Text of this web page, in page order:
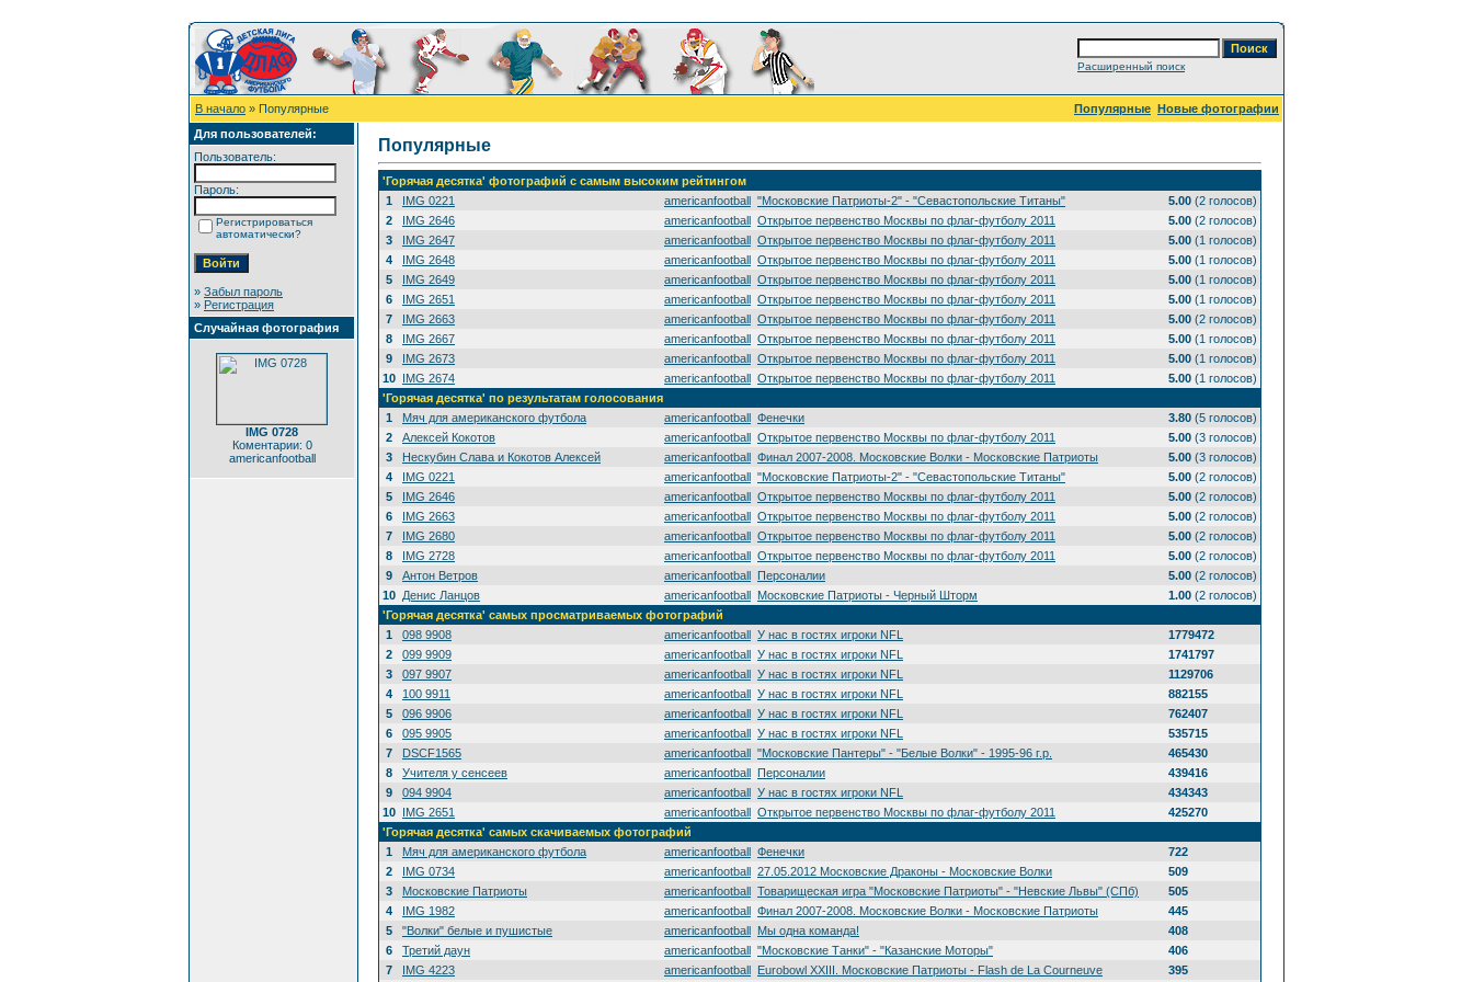
Расширенный поиск
В начало » Популярные Популярные Новые фотографии
Для пользователей:
Пользователь:
Пароль:
Регистрироваться
автоматически?
» Забыл пароль
» Регистрация
Случайная фотография
IMG 0728
Коментарии: 0
americanfootball
Популярные
'Горячая десятка' фотографий с самым высоким рейтингом
1
IMG 0221 americanfootball "Московские Патриоты-2" - "Севастопольские Титаны" 5.00 (2 голосов)
2
IMG 2646 americanfootball Открытое первенство Москвы по флаг-футболу 2011 5.00 (2 голосов)
3
IMG 2647 americanfootball Открытое первенство Москвы по флаг-футболу 2011 5.00 (1 голосов)
4
IMG 2648 americanfootball Открытое первенство Москвы по флаг-футболу 2011 5.00 (1 голосов)
5
IMG 2649 americanfootball Открытое первенство Москвы по флаг-футболу 2011 5.00 (1 голосов)
6
IMG 2651 americanfootball Открытое первенство Москвы по флаг-футболу 2011 5.00 (1 голосов)
7
IMG 2663 americanfootball Открытое первенство Москвы по флаг-футболу 2011 5.00 (2 голосов)
8
IMG 2667 americanfootball Открытое первенство Москвы по флаг-футболу 2011 5.00 (1 голосов)
9
IMG 2673 americanfootball Открытое первенство Москвы по флаг-футболу 2011 5.00 (1 голосов)
10 IMG 2674 americanfootball Открытое первенство Москвы по флаг-футболу 2011 5.00 (1 голосов)
'Горячая десятка' по результатам голосования
1
Мяч для американского футбола americanfootball Фенечки 3.80 (5 голосов)
2
Алексей Кокотов americanfootball Открытое первенство Москвы по флаг-футболу 2011 5.00 (3 голосов)
3
Нескубин Слава и Кокотов Алексей americanfootball Финал 2007-2008. Московские Волки - Московские Патриоты 5.00 (3 голосов)
4
IMG 0221 americanfootball "Московские Патриоты-2" - "Севастопольские Титаны" 5.00 (2 голосов)
5
IMG 2646 americanfootball Открытое первенство Москвы по флаг-футболу 2011 5.00 (2 голосов)
6
IMG 2663 americanfootball Открытое первенство Москвы по флаг-футболу 2011 5.00 (2 голосов)
7
IMG 2680 americanfootball Открытое первенство Москвы по флаг-футболу 2011 5.00 (2 голосов)
8
IMG 2728 americanfootball Открытое первенство Москвы по флаг-футболу 2011 5.00 (2 голосов)
9
Антон Ветров americanfootball Персоналии 5.00 (2 голосов)
10 Денис Ланцов americanfootball Московские Патриоты - Черный Шторм 1.00 (2 голосов)
'Горячая десятка' самых просматриваемых фотографий
1
098 9908 americanfootball У нас в гостях игроки NFL
1779472
2
099 9909 americanfootball У нас в гостях игроки NFL
1741797
3
097 9907 americanfootball У нас в гостях игроки NFL
1129706
4
100 9911 americanfootball У нас в гостях игроки NFL
882155
5
096 9906 americanfootball У нас в гостях игроки NFL
762407
6
095 9905 americanfootball У нас в гостях игроки NFL
535715
7
DSCF1565 americanfootball "Московские Пантеры" - "Белые Волки" - 1995-96 г.р.
465430
8
Учителя у сенсеев americanfootball Персоналии
439416
9
094 9904 americanfootball У нас в гостях игроки NFL
434343
10 IMG 2651 americanfootball Открытое первенство Москвы по флаг-футболу 2011
425270
'Горячая десятка' самых скачиваемых фотографий
1
Мяч для американского футбола americanfootball Фенечки
722
2
IMG 0734 americanfootball 27.05.2012 Московские Драконы - Московские Волки
509
3
Московские Патриоты americanfootball Товарищеская игра "Московские Патриоты" - "Невские Львы" (СПб)
505
4
IMG 1982 americanfootball Финал 2007-2008. Московские Волки - Московские Патриоты
445
5
"Волки" белые и пушистые americanfootball Мы одна команда!
408
6
Третий даун americanfootball "Московские Танки" - "Казанские Моторы"
406
7
IMG 4223 americanfootball Eurobowl XXIII. Московские Патриоты - Flash de La Courneuve 395